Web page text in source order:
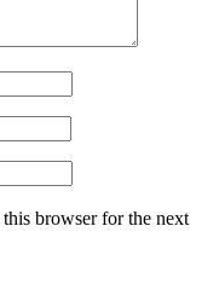
browser for the next